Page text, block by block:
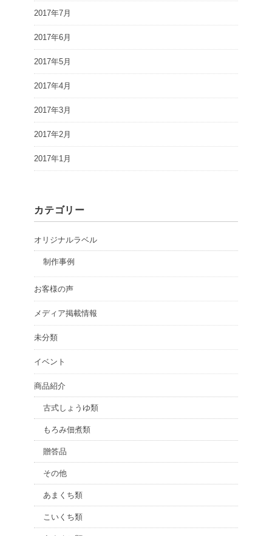
2017年7月
2017年6月
2017年5月
2017年4月
2017年3月
2017年2月
2017年1月
カテゴリー
オリジナルラベル
制作事例
お客様の声
メディア掲載情報
未分類
イベント
商品紹介
古式しょうゆ類
もろみ佃煮類
贈答品
その他
あまくち類
こいくち類